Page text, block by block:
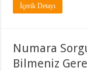
İçerik Detayı
Numara
Bilmeniz